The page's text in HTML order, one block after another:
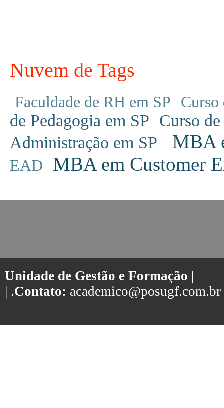
Nuvem de Tags
Faculdade de RH em SP Curso
de Pedagogia em SP Curso
Administração em SP
MBA
EAD MBA em Customer
Unidade de Gestão e Formação |
| .Contato: academico@posugf.com.br